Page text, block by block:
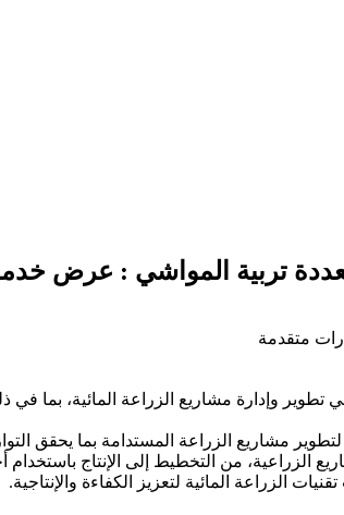
تربية المواشي : عرض
متقدمة
الزراعة المائية الحديثة: خبرة تفوق 14 عامًا في تطوير وإدارة
مشاريع الزراعة المستدامة بما يحقق التوازن
من التخطيط إلى الإنتاج باستخدام
الزراعة المائية لتعزيز الكفاءة والإنتاجية.